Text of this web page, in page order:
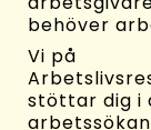
behöver
Vi på
stöttar dig i